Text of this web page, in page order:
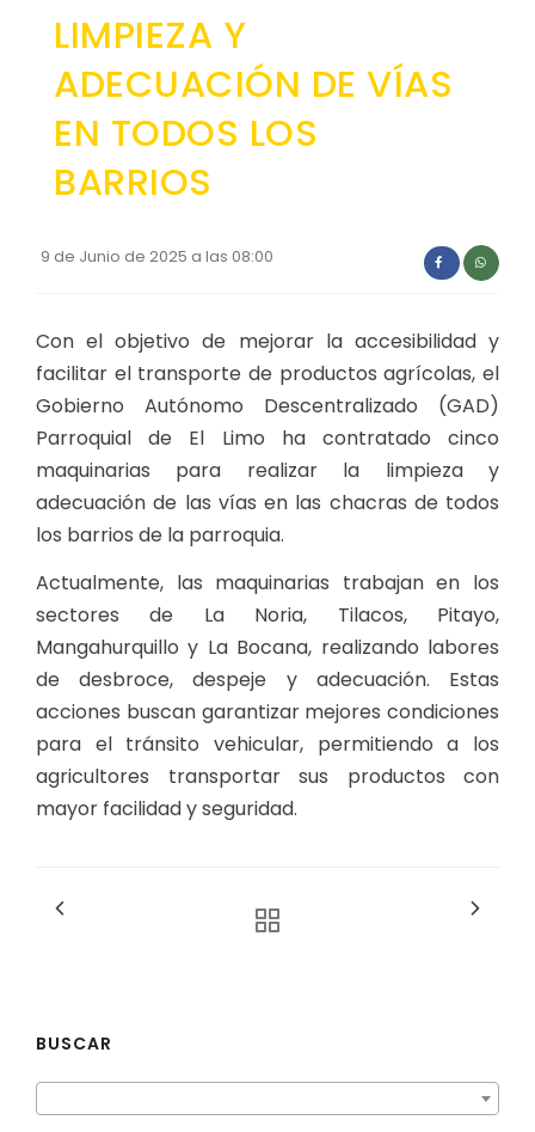
LIMPIEZA Y
ADECUACIÓN DE VÍAS
EN TODOS LOS
BARRIOS
9 de Junio de 2025 a las 08:00
Con el objetivo de mejorar la accesibilidad y
facilitar el transporte de productos agrícolas, el
Gobierno Autónomo Descentralizado (GAD)
Parroquial de El Limo ha contratado cinco
maquinarias para realizar la limpieza y
adecuación de las vías en las chacras de todos
los barrios de la parroquia.
Actualmente, las maquinarias trabajan en los
sectores de La Noria, Tilacos, Pitayo,
Mangahurquillo y La Bocana, realizando labores
de desbroce, despeje y adecuación. Estas
acciones buscan garantizar mejores condiciones
para el tránsito vehicular, permitiendo a los
agricultores transportar sus productos con
mayor facilidad y seguridad.
BUSCAR